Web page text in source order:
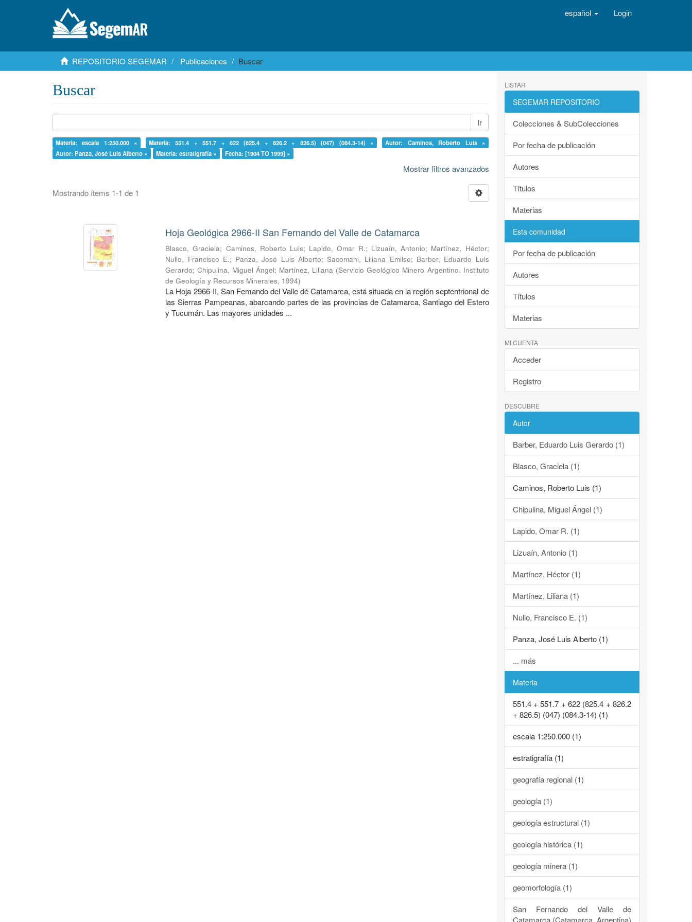
español Login
REPOSITORIO SEGEMAR Publicaciones Buscar
Buscar
Ir
Materia: escala 1:250.000 × Materia: 551.4 + 551.7 + 622 (825.4 + 826.2 + 826.5) (047) (084.3-14) ×
Autor: Caminos, Roberto Luis ×
Autor: Panza, José Luis Alberto ×
Materia: estratigrafía × Fecha: [1904 TO 1999] ×
Mostrar filtros avanzados
Mostrando ítems 1-1 de 1
Hoja Geológica 2966-II San Fernando del Valle de Catamarca
Blasco, Graciela; Caminos, Roberto Luis; Lapido, Omar R.; Lizuaín, Antonio; Martínez, Héctor;
Nullo, Francisco E.; Panza, José Luis Alberto;Sacomani, Liliana Emilse; Barber, Eduardo Luis
Gerardo;Chipulina, Miguel Ángel; Martínez, Liliana (Servicio Geológico Minero Argentino. Instituto
de Geología y Recursos Minerales, 1994)
La Hoja 2966-II, San Femando del Valle dé Catamarca, está situada en la región septentrional de
las Sierras Pampeanas, abarcando partes de las provincias de Catamarca, Santiago del Estero
y Tucumán. Las mayores unidades ...
LISTAR
SEGEMAR REPOSITORIO
Colecciones & SubColecciones
Por fecha de publicación
Autores
Títulos
Materias
Esta comunidad
Por fecha de publicación
Autores
Títulos
Materias
MI CUENTA
Acceder
Registro
DESCUBRE
Autor
Barber, Eduardo Luis Gerardo (1)
Blasco, Graciela (1)
Caminos, Roberto Luis (1)
Chipulina, Miguel Ángel (1)
Lapido, Omar R. (1)
Lizuaín, Antonio (1)
Martínez, Héctor (1)
Martínez, Liliana (1)
Nullo, Francisco E. (1)
Panza, José Luis Alberto (1)
... más
Materia
551.4 + 551.7 + 622 (825.4 + 826.2
+ 826.5) (047) (084.3-14) (1)
escala 1:250.000 (1)
estratigrafía (1)
geografía regional (1)
geología (1)
geología estructural (1)
geología histórica (1)
geología minera (1)
geomorfología (1)
San Fernando del Valle de
Catamarca (Catamarca, Argentina)